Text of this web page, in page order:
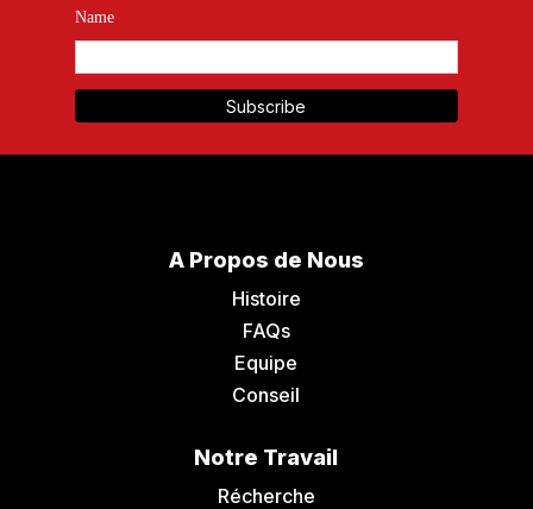
Name
A Propos de Nous
Histoire
FAQs
Equipe
Conseil
Notre Travail
Récherche